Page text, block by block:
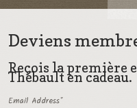
Deviens
Reçois la première
Thébault en cadeau.
Email Address*